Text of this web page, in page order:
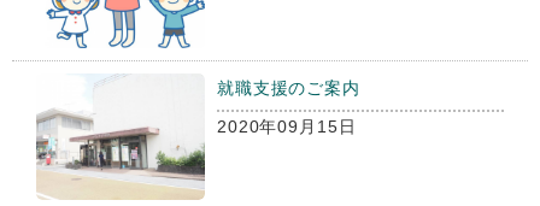
就職支援のご案内
2020年09月15日